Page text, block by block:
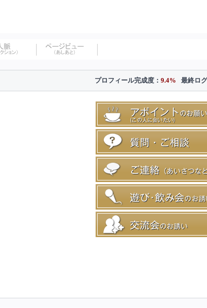
最終ロ
プロフィール完成度： 9.4%